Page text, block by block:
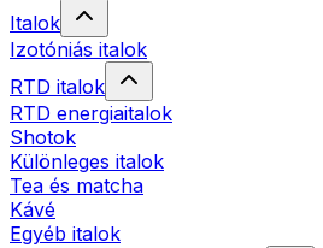
Italok
Izotóniás italok
RTD italok
RTD energiaitalok
Shotok
Különleges italok
Tea és matcha
Kávé
Egyéb italok